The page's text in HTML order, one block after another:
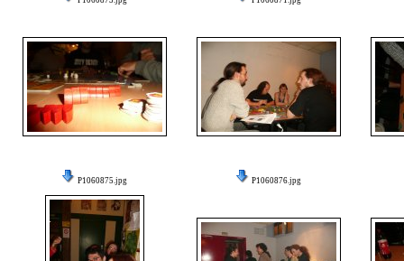
P1060875.jpg P1060876.jpg